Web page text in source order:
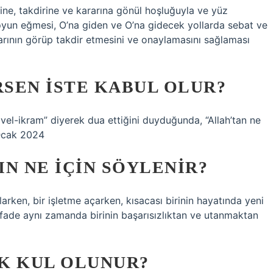
takdirine ve kararına gönül hoşluğuyla ve yüz
eğmesi, O’na giden ve O’na gidecek yollarda sebat ve
görüp takdir etmesini ve onaylamasını sağlaması
ISTE KABUL OLUR?
ikram” diyerek dua ettiğini duyduğunda, “Allah’tan ne
2024
NE IÇIN SÖYLENIR?
bir işletme açarken, kısacası birinin hayatında yeni
aynı zamanda birinin başarısızlıktan ve utanmaktan
KUL OLUNUR?